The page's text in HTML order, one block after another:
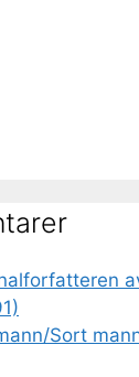
Sort